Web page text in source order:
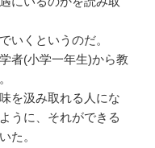
いくというのだ。
者(小学一年生)から教
を汲み取れる人にな
うに、それができる
た。